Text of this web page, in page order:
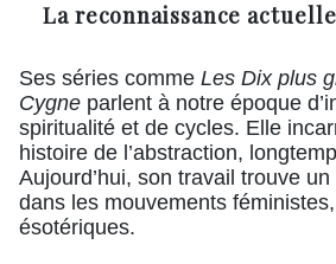
La reconnaissance
Ses séries comme Les Dix plus
Cygne parlent à notre époque
spiritualité et de cycles. Elle
histoire de l’abstraction,
Aujourd’hui, son travail trouve
dans les mouvements
ésotériques.